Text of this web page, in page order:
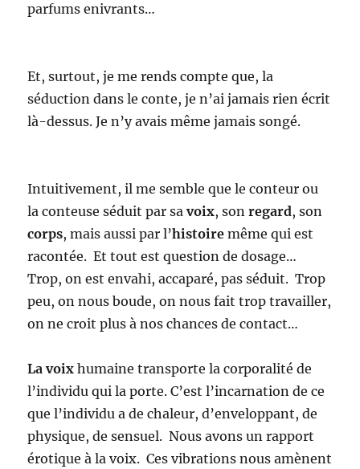
parfums enivrants…
Et, surtout, je me rends compte que, la
séduction dans le conte, je n’ai jamais rien écrit
là-dessus. Je n’y avais même jamais songé.
Intuitivement, il me semble que le conteur ou
la conteuse séduit par savoix, sonregard, son
corps, mais aussi par l’histoire même qui est
racontée. Et tout est question de dosage…
Trop, on est envahi, accaparé, pas séduit. Trop
peu, on nous boude, on nous fait trop travailler,
on ne croit plus à nos chances de contact…
La voix humaine transporte la corporalité de
l’individu qui la porte. C’est l’incarnation de ce
que l’individu a de chaleur, d’enveloppant, de
physique, de sensuel. Nous avons un rapport
érotique à la voix. Ces vibrations nous amènent